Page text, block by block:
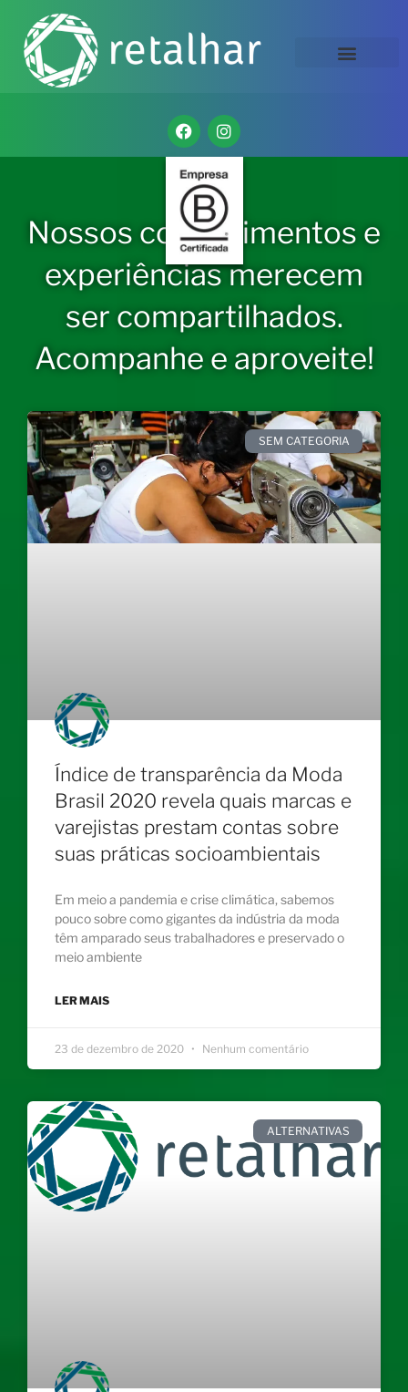
Nossos conhecimentos e
experiências merecem
ser compartilhados.
Acompanhe e aproveite!
SEM CATEGORIA
Índice de transparência da Moda
Brasil 2020 revela quais marcas e
varejistas prestam contas sobre
suas práticas socioambientais
Em meio a pandemia e crise climática, sabemos
pouco sobre como gigantes da indústria da moda
têm amparado seus trabalhadores e preservado o
meio ambiente
LER MAIS
23 de dezembro de 2020 Nenhum comentário
ALTERNATIVAS